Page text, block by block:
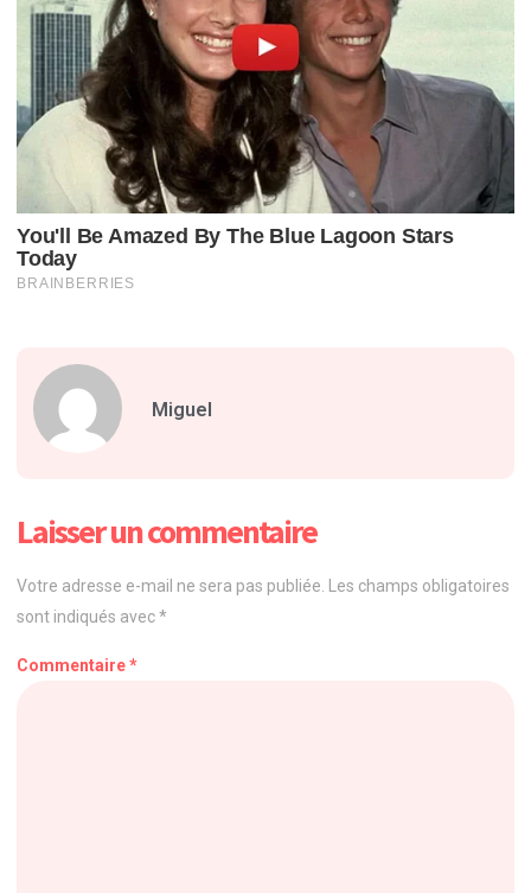
Miguel
Laisser un commentaire
Votre adresse e-mail ne sera pas publiée.
Les champs obligatoires
sont indiqués avec*
Commentaire*